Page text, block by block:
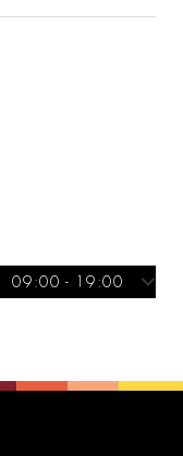
09:00 - 19:00